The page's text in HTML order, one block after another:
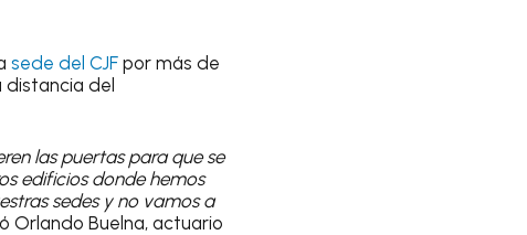
sede del CJF por más de
distancia del
las puertas para que se
edificios donde hemos
sedes y no vamos a
Orlando Buelna, actuario